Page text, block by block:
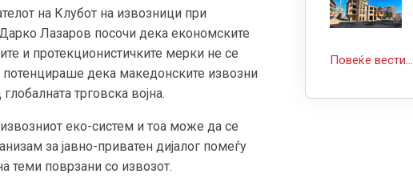
на Клубот на извозници при
Лазаров посочи дека економските
и протекционистичките мерки не се
дека македонските извозни
трговска војна.
еко-систем и тоа може да се
за јавно-приватен дијалог помеѓу
теми поврзани со извозот.
Повеќе вести...